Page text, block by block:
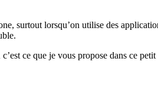
surtout lorsqu’on utilise des
ce que je vous propose dans ce